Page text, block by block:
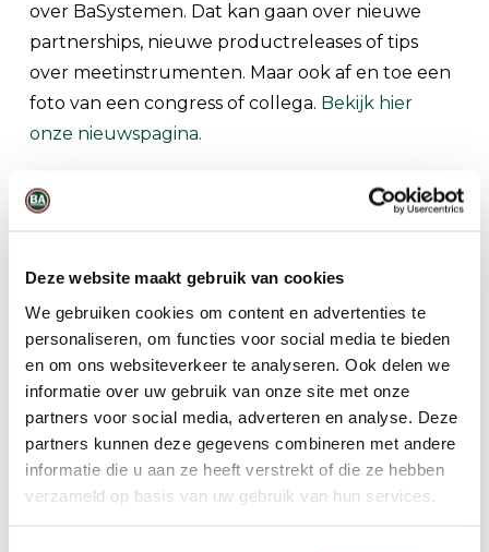
Deze website maakt gebruik van cookies
We gebruiken cookies om content en advertenties te
personaliseren, om functies voor social media te bieden
en om ons websiteverkeer te analyseren. Ook delen we
informatie over uw gebruik van onze site met onze
partners voor social media, adverteren en analyse. Deze
partners kunnen deze gegevens combineren met andere
informatie die u aan ze heeft verstrekt of die ze hebben
verzameld op basis van uw gebruik van hun services.
over BaSystemen. Dat kan gaan over nieuwe
partnerships, nieuwe productreleases of tips
over meetinstrumenten. Maar ook af en toe een
foto van een congress of collega. Bekijk hier
onze nieuwspagina.
Trainingen en cursussen
meetinstrumenten in huis, maar ook veel
vakspecialisten in haar netwerk. Daarom
organiseren we graag trainingen en cursussen.
Bekijk hier de geplande trainingen en cursussen
waarvoor u zich kan inschrijven.Liever een
training bij u op locatie? Vraag dan gerust een
training op maat aan!